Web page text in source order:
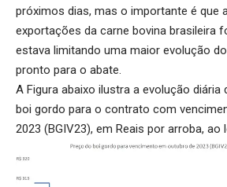
próximos dias, mas o importante é que
exportações da carne bovina brasileira
estava limitando uma maior evolução
pronto para o abate.
A Figura abaixo ilustra a evolução
boi gordo para o contrato com
2023 (BGIV23), em Reais por arroba, ao